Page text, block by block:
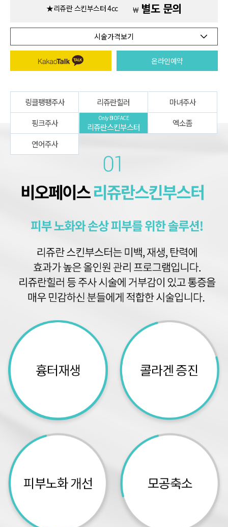
★리쥬란 스킨부스터 4cc ￦ 별도 문의
시술가격보기
온라인예약
링클팽팽주사 리쥬란힐러
마녀주사
핑크주사
Only BIOFACE
리쥬란스킨부스터
엑소좀
연어주사